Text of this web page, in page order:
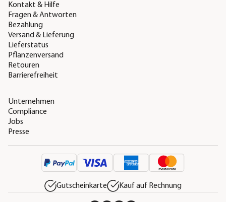
Kontakt & Hilfe
Fragen & Antworten
Bezahlung
Versand & Lieferung
Lieferstatus
Pflanzenversand
Retouren
Barrierefreiheit
Unternehmen
Compliance
Jobs
Presse
Gutscheinkarte Kauf auf Rechnung